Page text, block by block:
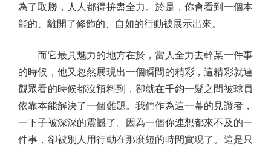
為了取勝，人人都得拚盡全力。於是，你會看到一個本
能的、離開了修飾的、自如的行動被展示出來。
而它最具魅力的地方在於，當人全力去幹某一件事
的時候，他又忽然展現出一個瞬間的精彩，這精彩就連
觀眾看的時候都沒預料到，卻就在千鈞一髮之間被球員
依靠本能解決了一個難題。我們作為這一幕的見證者，
一下子被深深的震撼了。因為一個你連想都來不及的一
件事，卻被別人用行動在那麼短的時間實現了。這是只